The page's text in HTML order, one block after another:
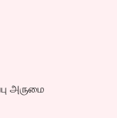
அருமை